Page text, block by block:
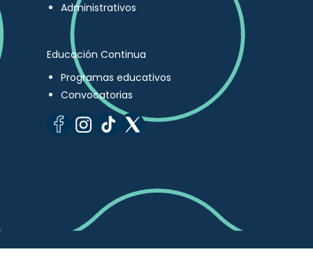
Administrativos
Educación Continua
Programas educativos
Convocatorias